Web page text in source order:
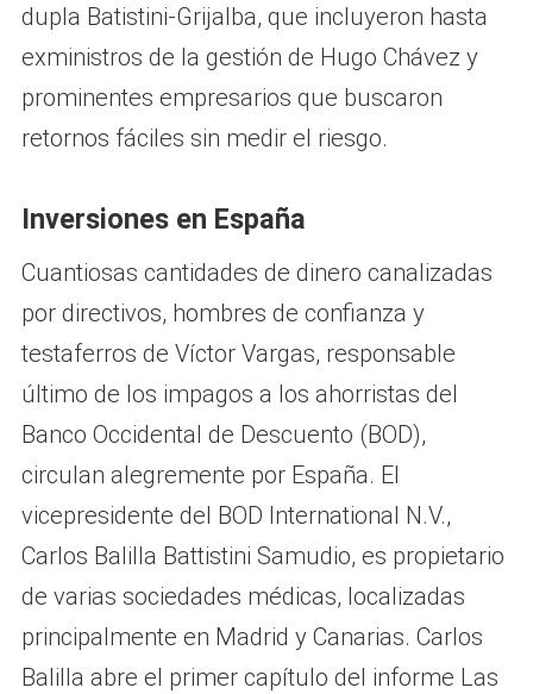
dupla Batistini-Grijalba, que incluyeron hasta
exministros de la gestión de Hugo Chávez y
prominentes empresarios que buscaron
retornos fáciles sin medir el riesgo.
Inversiones en España
Cuantiosas cantidades de dinero canalizadas
por directivos, hombres de confianza y
testaferros de Víctor Vargas, responsable
último de los impagos a los ahorristas del
Banco Occidental de Descuento (BOD),
circulan alegremente por España. El
vicepresidente del BOD International N.V.,
Carlos Balilla Battistini Samudio, es propietario
de varias sociedades médicas, localizadas
principalmente en Madrid y Canarias. Carlos
Balilla abre el primer capítulo del informe Las